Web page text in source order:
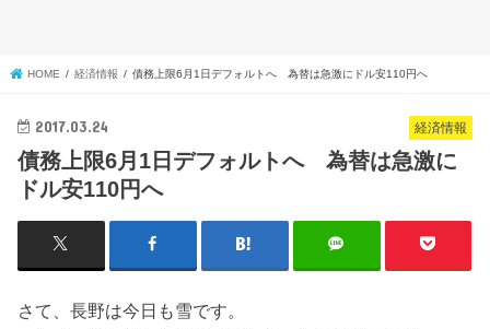
HOME 経済情報 債務上限6月1日デフォルトへ 為替は急激にドル安110円へ
経済情報
2017.03.24
債務上限6月1日デフォルトへ 為替は急激に
ドル安110円へ
さて、長野は今日も雪です。